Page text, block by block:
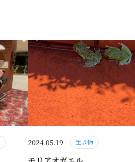
2024.05.19 生き物